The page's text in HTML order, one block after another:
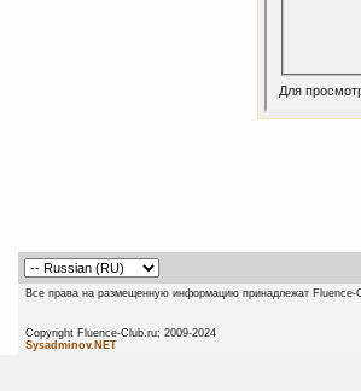
Для
Все права на размещенную информацию принадлежат Fluence-
Copyright Fluence-
Sysadminov.NET